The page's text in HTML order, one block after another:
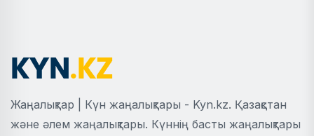
Жаңалықтар | Күн жаңалықтары - Kyn.kz. Қазақстан
және әлем жаңалықтары. Күннің басты жаңалықтары